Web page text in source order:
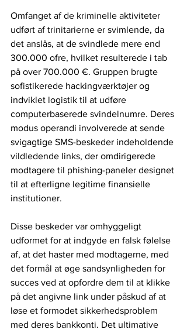
Omfanget af de kriminelle aktiviteter
udført af trinitarierne er svimlende, da
det anslås, at de svindlede mere end
300.000 ofre, hvilket resulterede i tab
på over 700.000 €. Gruppen brugte
sofistikerede hackingværktøjer og
indviklet logistik til at udføre
computerbaserede svindelnumre. Deres
modus operandi involverede at sende
svigagtige SMS-beskeder indeholdende
vildledende links, der omdirigerede
modtagere til phishing-paneler designet
til at efterligne legitime finansielle
institutioner.
Disse beskeder var omhyggeligt
udformet for at indgyde en falsk følelse
af, at det haster med modtagerne, med
det formål at øge sandsynligheden for
succes ved at opfordre dem til at klikke
på det angivne link under påskud af at
løse et formodet sikkerhedsproblem
med deres bankkonti. Det ultimative